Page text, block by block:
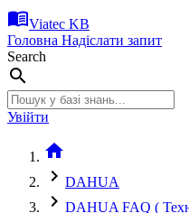
menu_bookViatec KB
Головна Надіслати запит
Search
search
Увійти
home
chevron_right DAHUA
chevron_right DAHUA FAQ (